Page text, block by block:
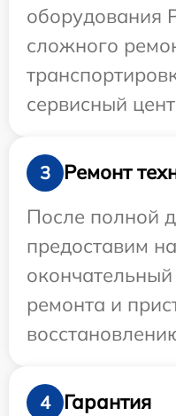
оборудования
сложного
сервисный
3
Ремонт
После полной
предоставим
ремонта и
4
Гарантия